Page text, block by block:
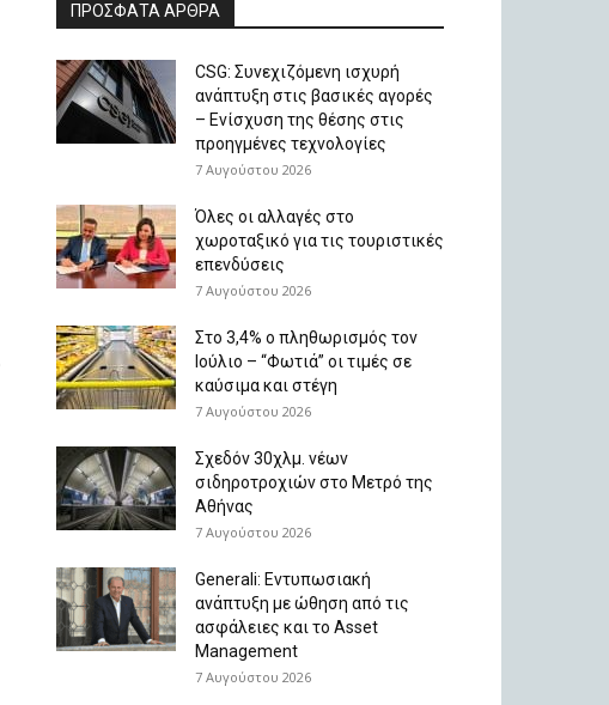
ΠΡΟΣΦΑΤΑ ΑΡΘΡΑ
CSG: Συνεχιζόμενη ισχυρή
ανάπτυξη στις βασικές αγορές
– Ενίσχυση της θέσης στις
προηγμένες τεχνολογίες
7 Αυγούστου 2026
Όλες οι αλλαγές στο
χωροταξικό για τις τουριστικές
επενδύσεις
7 Αυγούστου 2026
Στο 3,4% ο πληθωρισμός τον
Ιούλιο – “Φωτιά” οι τιμές σε
καύσιμα και στέγη
7 Αυγούστου 2026
Σχεδόν 30χλμ. νέων
σιδηροτροχιών στο Μετρό της
Αθήνας
7 Αυγούστου 2026
Generali: Eντυπωσιακή
ανάπτυξη με ώθηση από τις
ασφάλειες και το Asset
Management
7 Αυγούστου 2026